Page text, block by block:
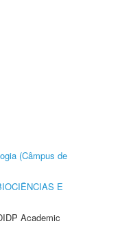
(Câmpus de
E
Academic